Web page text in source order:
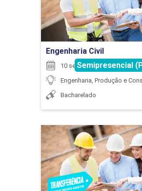
60
CONTROLADORES LÓGICOS
PROGRAMÁVEIS
75
Engenharia Civil
Semipresencial
10 semestres
Engenharia, Produção e
Bacharelado
Ir para Inscrição
Detalhes do